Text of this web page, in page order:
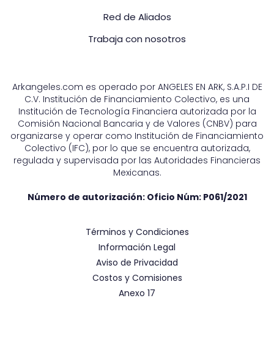
Red de Aliados
Trabaja con nosotros
Arkangeles.com es operado por ANGELES EN ARK, S.A.P.I DE
C.V. Institución de Financiamiento Colectivo, es una
Institución de Tecnología Financiera autorizada por la
Comisión Nacional Bancaria y de Valores (CNBV) para
organizarse y operar como Institución de Financiamiento
Colectivo (IFC), por lo que se encuentra autorizada,
regulada y supervisada por las Autoridades Financieras
Mexicanas.
Número de autorización: Oficio Núm: P061/2021
Términos y Condiciones
Información Legal
Aviso de Privacidad
Costos y Comisiones
Anexo 17